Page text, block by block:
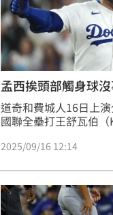
孟西挨頭部觸身球
道奇和費城人16日上
國聯全壘打王舒瓦伯
Muncy）也開轟，這是
2025/09/16 12:14